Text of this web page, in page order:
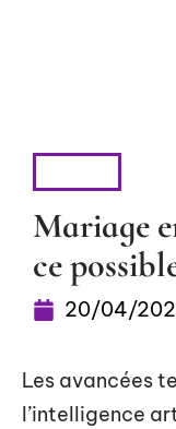
Mariage
ce
20/04/
Les avancées
l’intelligence